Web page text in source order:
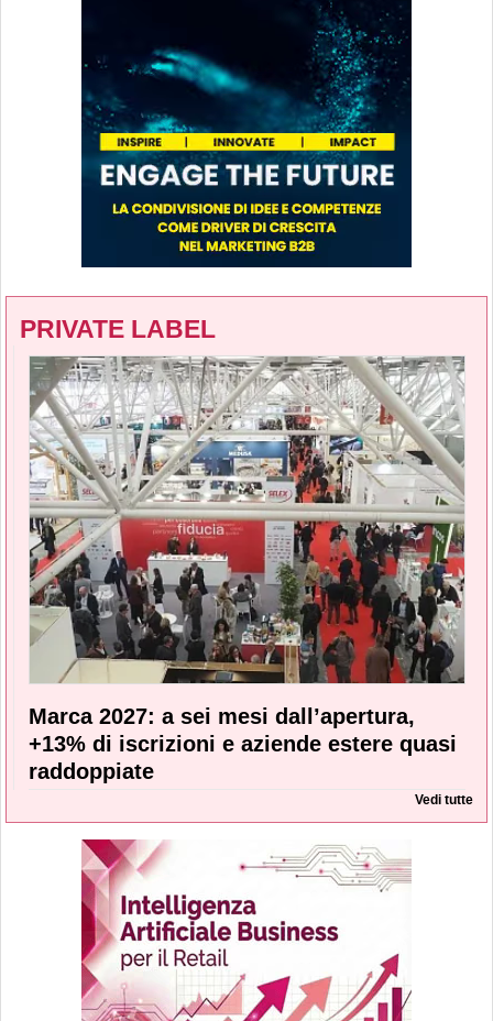
PRIVATE LABEL
Marca 2027: a sei mesi dall’apertura,
+13% di iscrizioni e aziende estere quasi
raddoppiate
Vedi tutte